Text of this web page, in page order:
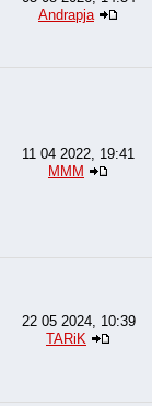
Andrapja
11 04 2022, 19:41
МММ
22 05 2024, 10:39
TARiK